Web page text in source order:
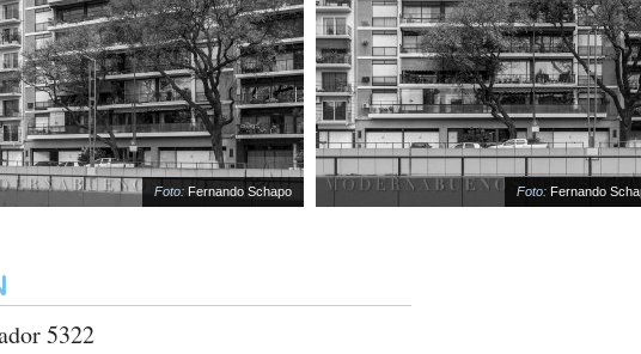
Foto:Fernando Schapo Foto:Fernando Schapo
5322